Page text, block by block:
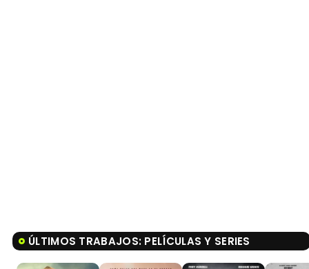
ÚLTIMOS TRABAJOS: PELÍCULAS Y SERIES